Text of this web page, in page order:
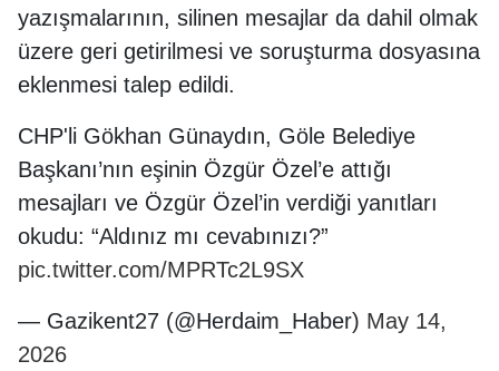
yazışmalarının, silinen mesajlar da dahil olmak
üzere geri getirilmesi ve soruşturma dosyasına
eklenmesi talep edildi.
CHP'li Gökhan Günaydın, Göle Belediye
Başkanı’nın eşinin Özgür Özel’e attığı
mesajları ve Özgür Özel’in verdiği yanıtları
okudu: “Aldınız mı cevabınızı?”
pic.twitter.com/MPRTc2L9SX
— Gazikent27 (@Herdaim_Haber) May 14,
2026